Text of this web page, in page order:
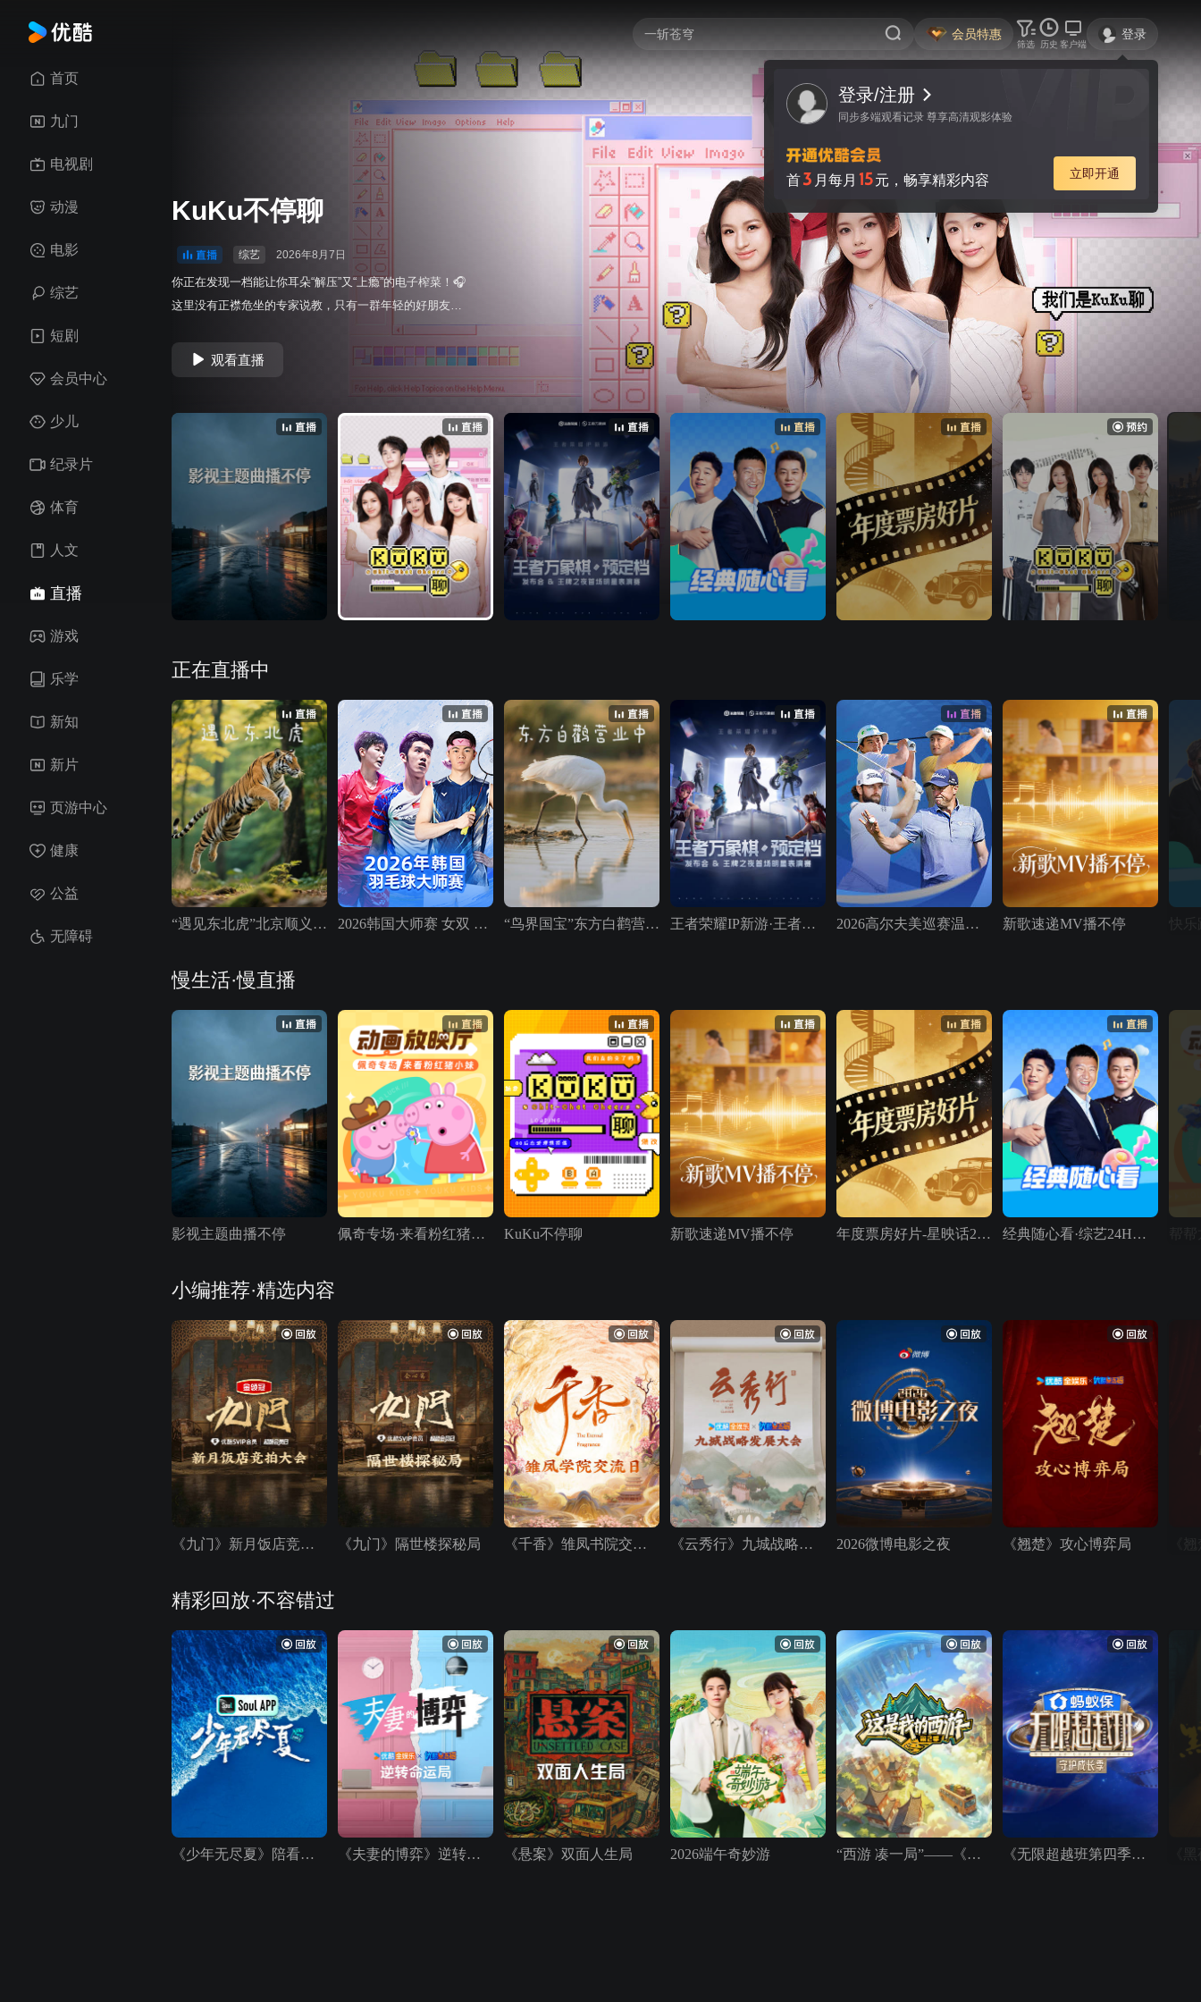
会员特惠
筛选 历史 客户端
登录
登录/注册
同步多端观看记录 尊享高清观影体验
首3 月每月 15元，畅享精彩内容 立即开通
首页
九门
电视剧
动漫
电影
综艺
短剧
会员中心
少儿
纪录片
体育
人文
直播
游戏
乐学
新知
新片
页游中心
健康
公益
无障碍
KuKu不停聊
综艺 2026年8月7日
你正在发现一档能让你耳朵“解压”又“上瘾”的电子榨菜！🎧
这里没有正襟危坐的专家说教，只有一群年轻的好朋友在
麦克风前插科打诨、疯狂唠嗑！我们聊天的日常，就是你
的摸鱼必备、通宵伴侣、上下班路上的快乐补给站。但在
嘻嘻哈哈的背后，我们可是“蓄谋已久”，在每一次观点的碰
撞和思维的火花中，让你在不知不觉中“悄悄”涨了知识！每
周五晚18:00直播，我们负责有趣有料，你负责放松大笑！
观看直播
正在直播中
“遇见东北虎”北京顺义动物园慢直播 2026韩国大师赛 女双 林瑞蓉/李欣梅VS金裕贞/李幽琳 “鸟界国宝”东方白鹳营业中 王者荣耀IP新游·王者万象棋预定档发布会＆表演赛 2026高尔夫美巡赛温德姆锦标赛 第一轮 新歌速递MV播不停
慢生活·慢直播
影视主题曲播不停 佩奇专场·来看粉红猪小妹 KuKu不停聊 新歌速递MV播不停 年度票房好片-星映话24H放映厅 经典随心看·综艺24H放映厅
小编推荐·精选内容
《九门》新月饭店竞拍大会 《九门》隔世楼探秘局 《千香》雏凤书院交流日 《云秀行》九城战略发展大会 2026微博电影之夜 《翘楚》攻心博弈局
精彩回放·不容错过
《少年无尽夏》陪看唠嗑局 《夫妻的博弈》逆转命运局 《悬案》双面人生局 2026端午奇妙游 “西游 凑一局”——《这是我的西游2》全员直播 《无限超越班第四季》毕业典礼直播